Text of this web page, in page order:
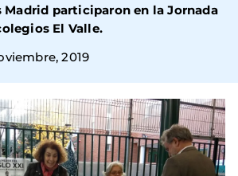
Madrid participaron en laJornada
El Valle.
2019